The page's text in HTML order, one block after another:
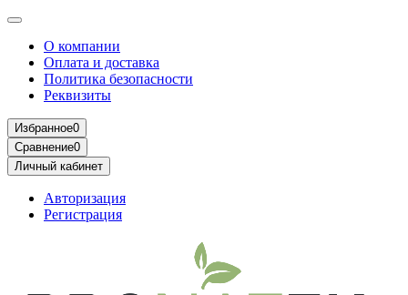
О компании
Оплата и доставка
Политика безопасности
Реквизиты
Избранное0
Сравнение0
Личный кабинет
Авторизация
Регистрация